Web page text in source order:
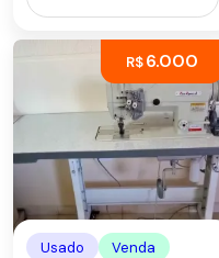
R$6.000
Usado Venda